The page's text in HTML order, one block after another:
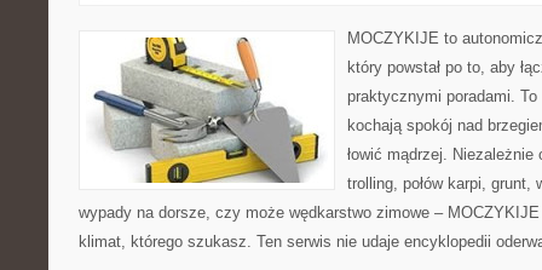
MOCZYKIJE to
który powstał po to, aby
praktycznymi poradami.
kochają spokój nad
łowić mądrzej.
trolling, połów karpi, grunt,
wypady na dorsze, czy może wędkarstwo zimowe – MOCZYKIJE
klimat, którego szukasz. Ten serwis nie udaje encyklopedii